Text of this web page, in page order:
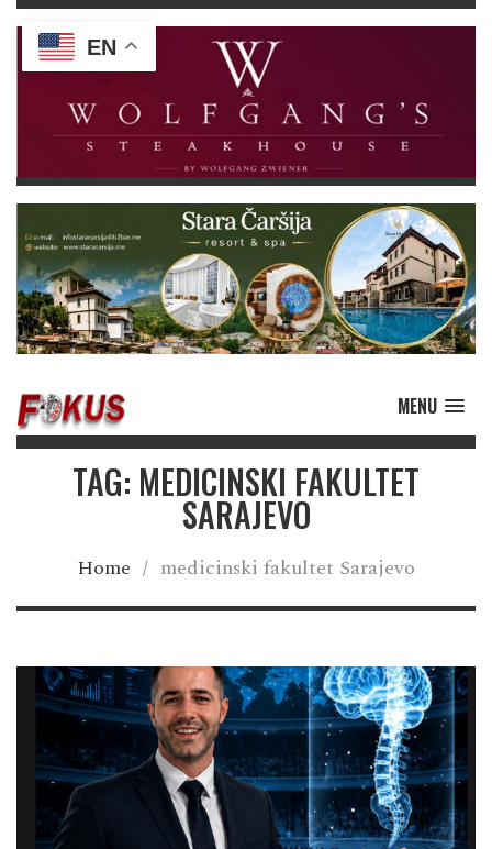
MENU
TAG: MEDICINSKI FAKULTET
SARAJEVO
Home / medicinski fakultet Sarajevo
EN